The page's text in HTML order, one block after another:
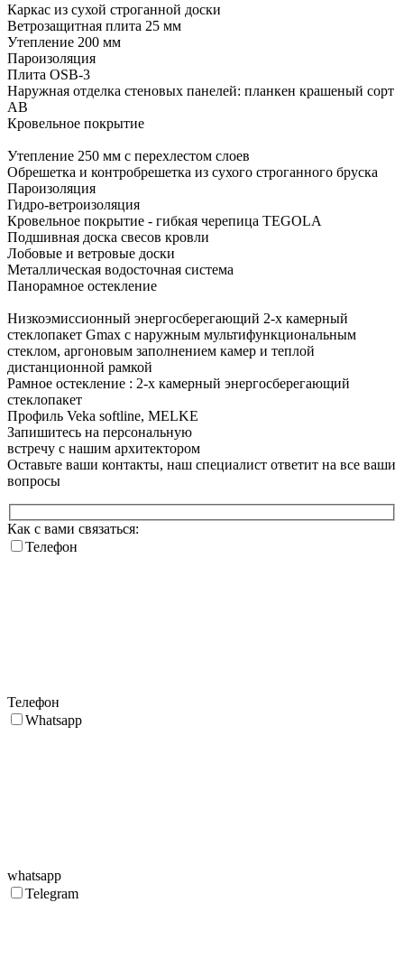
Каркас из сухой строганной доски
Ветрозащитная плита 25 мм
Утепление 200 мм
Пароизоляция
Плита OSB-3
Наружная отделка стеновых панелей: планкен крашеный сорт
AB
Кровельное покрытие
Утепление 250 мм с перехлестом слоев
Обрешетка и контробрешетка из сухого строганного бруска
Пароизоляция
Гидро-ветроизоляция
Кровельное покрытие - гибкая черепица TEGOLA
Подшивная доска свесов кровли
Лобовые и ветровые доски
Металлическая водосточная система
Панорамное остекление
Низкоэмиссионный энергосберегающий 2-х камерный
стеклопакет Gmax с наружным мультифункциональным
стеклом, аргоновым заполнением камер и теплой
дистанционной рамкой
Рамное остекление : 2-х камерный энергосберегающий
стеклопакет
Профиль Veka softline, MELKE
Запишитесь на персональную
встречу с нашим архитектором
Оставьте ваши контакты, наш специалист ответит на все ваши
вопросы
Как с вами связаться:
Телефон
Телефон
Whatsapp
whatsapp
Telegram